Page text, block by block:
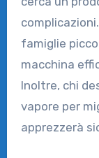
famiglie
macchina
Inoltre, chi
vapore per
apprezzerà